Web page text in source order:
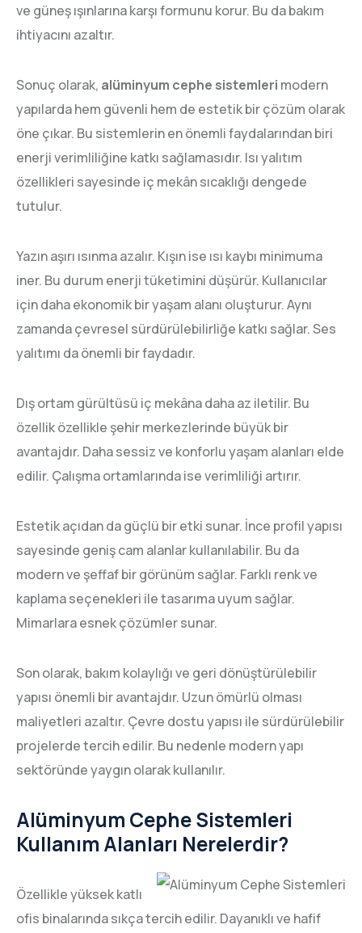
ve güneş ışınlarına karşı formunu korur. Bu da bakım
ihtiyacını azaltır.
Sonuç olarak, alüminyum cephe sistemleri modern
yapılarda hem güvenli hem de estetik bir çözüm olarak
öne çıkar. Bu sistemlerin en önemli faydalarından biri
enerji verimliliğine katkı sağlamasıdır. Isı yalıtım
özellikleri sayesinde iç mekân sıcaklığı dengede
tutulur.
Yazın aşırı ısınma azalır. Kışın ise ısı kaybı minimuma
iner. Bu durum enerji tüketimini düşürür. Kullanıcılar
için daha ekonomik bir yaşam alanı oluşturur. Aynı
zamanda çevresel sürdürülebilirliğe katkı sağlar. Ses
yalıtımı da önemli bir faydadır.
Dış ortam gürültüsü iç mekâna daha az iletilir. Bu
özellik özellikle şehir merkezlerinde büyük bir
avantajdır. Daha sessiz ve konforlu yaşam alanları elde
edilir. Çalışma ortamlarında ise verimliliği artırır.
Estetik açıdan da güçlü bir etki sunar. İnce profil yapısı
sayesinde geniş cam alanlar kullanılabilir. Bu da
modern ve şeffaf bir görünüm sağlar. Farklı renk ve
kaplama seçenekleri ile tasarıma uyum sağlar.
Mimarlara esnek çözümler sunar.
Son olarak, bakım kolaylığı ve geri dönüştürülebilir
yapısı önemli bir avantajdır. Uzun ömürlü olması
maliyetleri azaltır. Çevre dostu yapısı ile sürdürülebilir
projelerde tercih edilir. Bu nedenle modern yapı
sektöründe yaygın olarak kullanılır.
Alüminyum Cephe Sistemleri
Kullanım Alanları Nerelerdir?
Özellikle yüksek katlı
ofis binalarında sıkça tercih edilir. Dayanıklı ve hafif